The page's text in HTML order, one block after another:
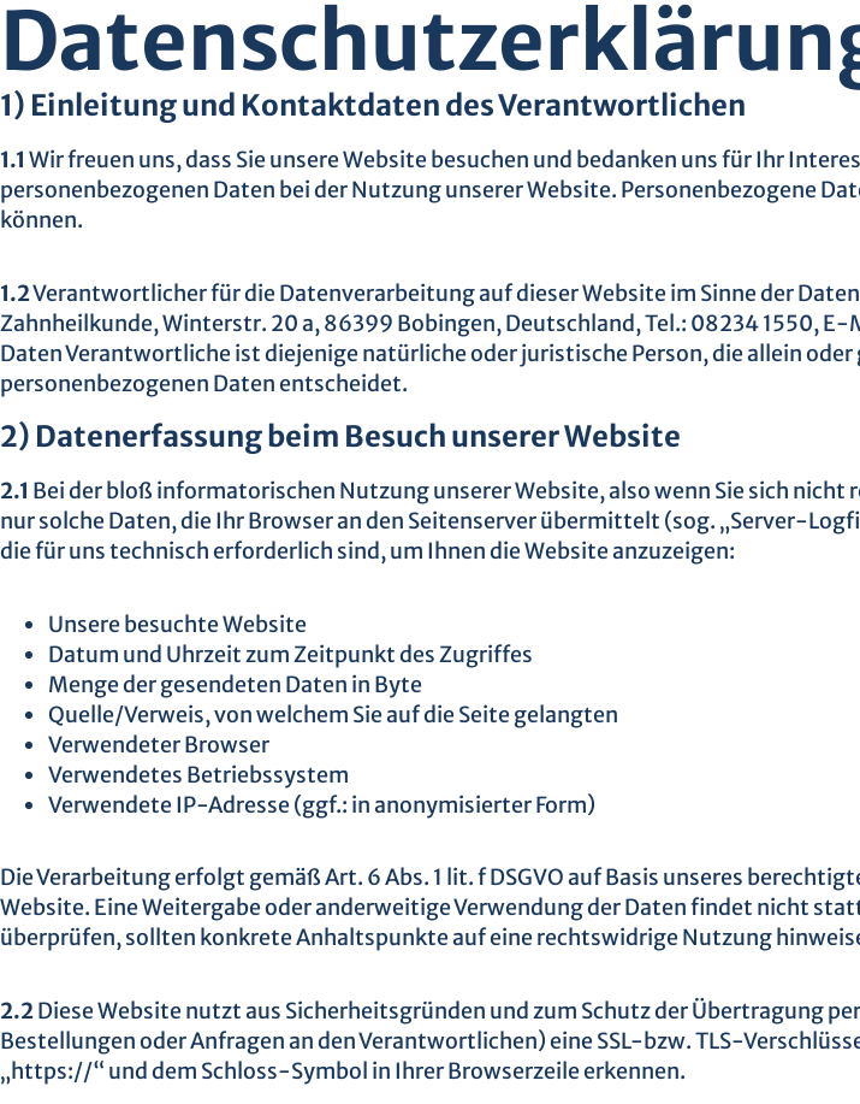
1) Einleitung und Kontaktdaten des Verantwortlichen
1.1 Wir freuen uns, dass Sie unsere Website besuchen und bedanken uns für Ihr
personenbezogenen Daten bei der Nutzung unserer Website. Personenbezogene
können.
1.2Verantwortlicher für die Datenverarbeitung auf dieser Website im Sinne der
Zahnheilkunde, Winterstr. 20 a, 86399 Bobingen, Deutschland, Tel.: 08234 1550,
Daten Verantwortliche ist diejenige natürliche oder juristische Person, die allein
personenbezogenen Daten entscheidet.
2) Datenerfassung beim Besuch unserer Website
2.1 Bei der bloß informatorischen Nutzung unserer Website, also wenn Sie sich
nur solche Daten, die Ihr Browser an den Seitenserver übermittelt (sog. „Server-
die für uns technisch erforderlich sind, um Ihnen die Website anzuzeigen:
Unsere besuchte Website
Datum und Uhrzeit zum Zeitpunkt des Zugriffes
Menge der gesendeten Daten in Byte
Quelle/Verweis, von welchem Sie auf die Seite gelangten
Verwendeter Browser
Verwendetes Betriebssystem
Verwendete IP-Adresse (ggf.: in anonymisierter Form)
Die Verarbeitung erfolgt gemäß Art. 6 Abs. 1 lit. f DSGVO auf Basis unseres
Website. Eine Weitergabe oder anderweitige Verwendung der Daten findet nicht
überprüfen, sollten konkrete Anhaltspunkte auf eine rechtswidrige Nutzung
2.2Diese Website nutzt aus Sicherheitsgründen und zum Schutz der Übertragung
Bestellungen oder Anfragen an den Verantwortlichen) eine SSL-bzw. TLS-
„https://“ und dem Schloss-Symbol in Ihrer Browserzeile erkennen.